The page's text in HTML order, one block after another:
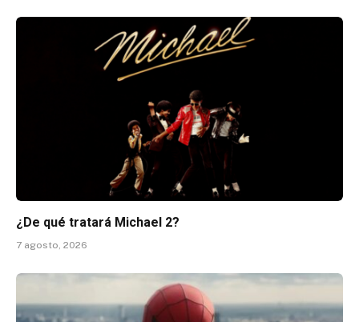
¿De qué tratará Michael 2?
7 agosto, 2026